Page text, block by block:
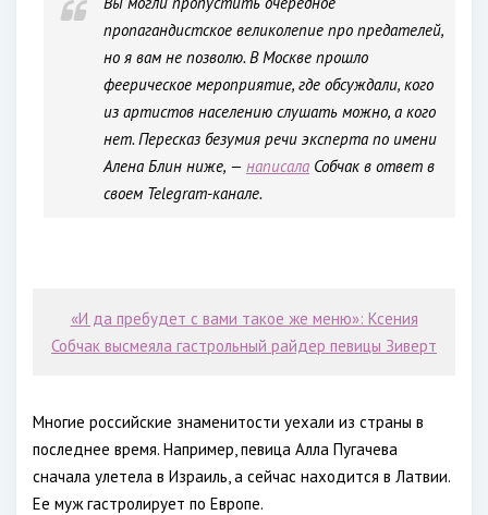
пропагандистское великолепие про предателей,
но я вам не позволю. В Москве прошло
феерическое мероприятие, где обсуждали, кого
из артистов населению слушать можно, а кого
нет. Пересказ безумия речи эксперта по имени
Алена Блин ниже, — написала Собчак в ответ в
своем Telegram-канале.
«И да пребудет с вами такое же меню»: Ксения
Собчак высмеяла гастрольный райдер певицы Зиверт
Многие российские знаменитости уехали из страны в
последнее время. Например, певица Алла Пугачева
сначала улетела в Израиль, а сейчас находится в Латвии.
Ее муж гастролирует по Европе.